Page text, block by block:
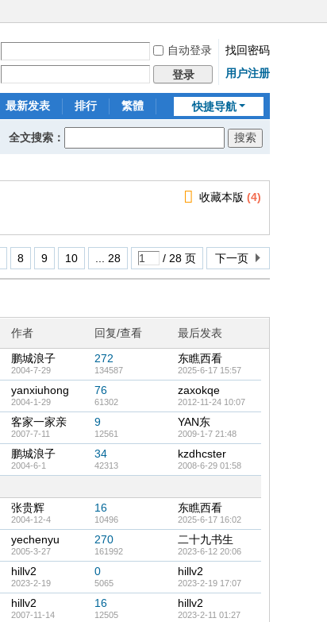
自动登录
找回密码
登录 用户注册
快捷导航
最新发表 排行 繁體
全文搜索：
收藏本版 (4)
8 9 10 ... 28 / 28 页 下一页
作者 回复/查看 最后发表
鹏城浪子
2004-7-29
272
134587
东瞧西看
2025-6-17 15:57
yanxiuhong
2004-1-29
76
61302
zaxokqe
2012-11-24 10:07
客家一家亲
2007-7-11
9
12561
YAN东
2009-1-7 21:48
鹏城浪子
2004-6-1
34
42313
kzdhcster
2008-6-29 01:58
张贵辉
2004-12-4
16
10496
东瞧西看
2025-6-17 16:02
yechenyu
2005-3-27
270
161992
二十九书生
2023-6-12 20:06
hillv2
2023-2-19
0
5065
hillv2
2023-2-19 17:07
hillv2
2007-11-14
16
12505
hillv2
2023-2-11 01:27